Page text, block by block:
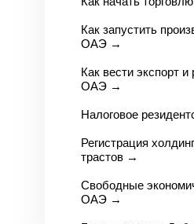
Как запустить
ОАЭ →
Как вести экспорт и
ОАЭ →
Налоговое
Регистрация
трастов →
Свободные
ОАЭ →